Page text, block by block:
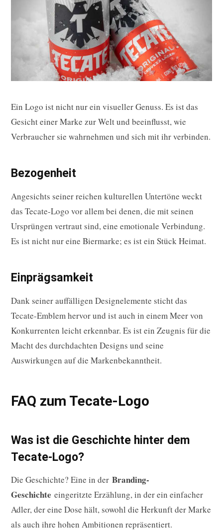
Ein Logo ist nicht nur ein visueller Genuss. Es ist das
Gesicht einer Marke zur Welt und beeinflusst, wie
Verbraucher sie wahrnehmen und sich mit ihr verbinden.
Bezogenheit
Angesichts seiner reichen kulturellen Untertöne weckt
das Tecate-Logo vor allem bei denen, die mit seinen
Ursprüngen vertraut sind, eine emotionale Verbindung.
Es ist nicht nur eine Biermarke; es ist ein Stück Heimat.
Einprägsamkeit
Dank seiner auffälligen Designelemente sticht das
Tecate-Emblem hervor und ist auch in einem Meer von
Konkurrenten leicht erkennbar. Es ist ein Zeugnis für die
Macht des durchdachten Designs und seine
Auswirkungen auf die Markenbekanntheit.
FAQ zum Tecate-Logo
Was ist die Geschichte hinter dem
Tecate-Logo?
Die Geschichte? Eine in der Branding-
Geschichte eingeritzte Erzählung, in der ein einfacher
Adler, der eine Dose hält, sowohl die Herkunft der Marke
als auch ihre hohen Ambitionen repräsentiert.